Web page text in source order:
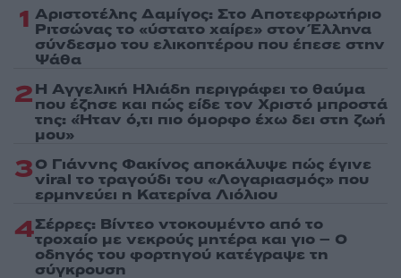
1 Αριστοτέλης Δαμίγος: Στο Αποτεφρωτήριο
Ριτσώνας το «ύστατο χαίρε» στον Έλληνα
σύνδεσμο του ελικοπτέρου που έπεσε στην
Ψάθα
2Η Αγγελική Ηλιάδη περιγράφει το θαύμα
που έζησε και πώς είδε τον Χριστό μπροστά
της: «Ήταν ό,τι πιο όμορφο έχω δει στη ζωή
μου»
3Ο Γιάννης Φακίνος αποκάλυψε πώς έγινε
viral το τραγούδι του «Λογαριασμός» που
ερμηνεύει η Κατερίνα Λιόλιου
4Σέρρες: Βίντεο ντοκουμέντο από το
τροχαίο με νεκρούς μητέρα και γιο – Ο
οδηγός του φορτηγού κατέγραψε τη
σύγκρουση